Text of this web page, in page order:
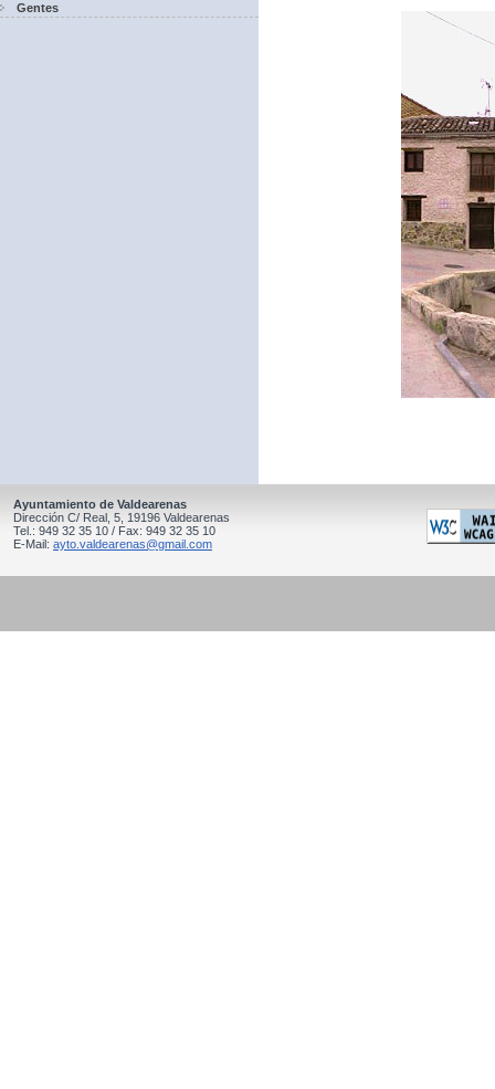
Gentes
Ayuntamiento de Valdearenas
Dirección C/ Real, 5, 19196 Valdearenas
Tel.: 949 32 35 10 / Fax: 949 32 35 10
E-Mail: ayto.valdearenas@gmail.com